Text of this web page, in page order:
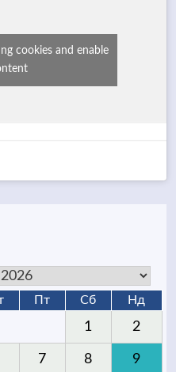
cookies and enable
Пт Сб Нд
1 2
7 8 9